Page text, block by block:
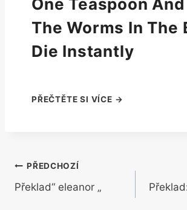
The Worms In The
Die Instantly
Navigace
pro
PŘEDCHOZÍ
Překlad“ eleanor „